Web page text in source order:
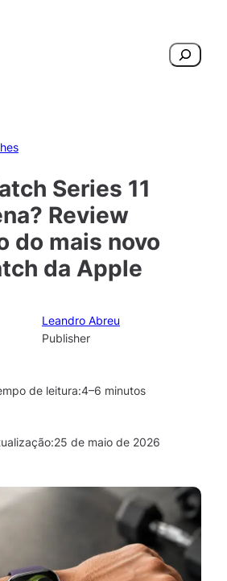
Pesquisar
Series 11
Review
do mais novo
da Apple
Leandro Abreu
Publisher
de leitura:4–6 minutos
25 de maio de 2026